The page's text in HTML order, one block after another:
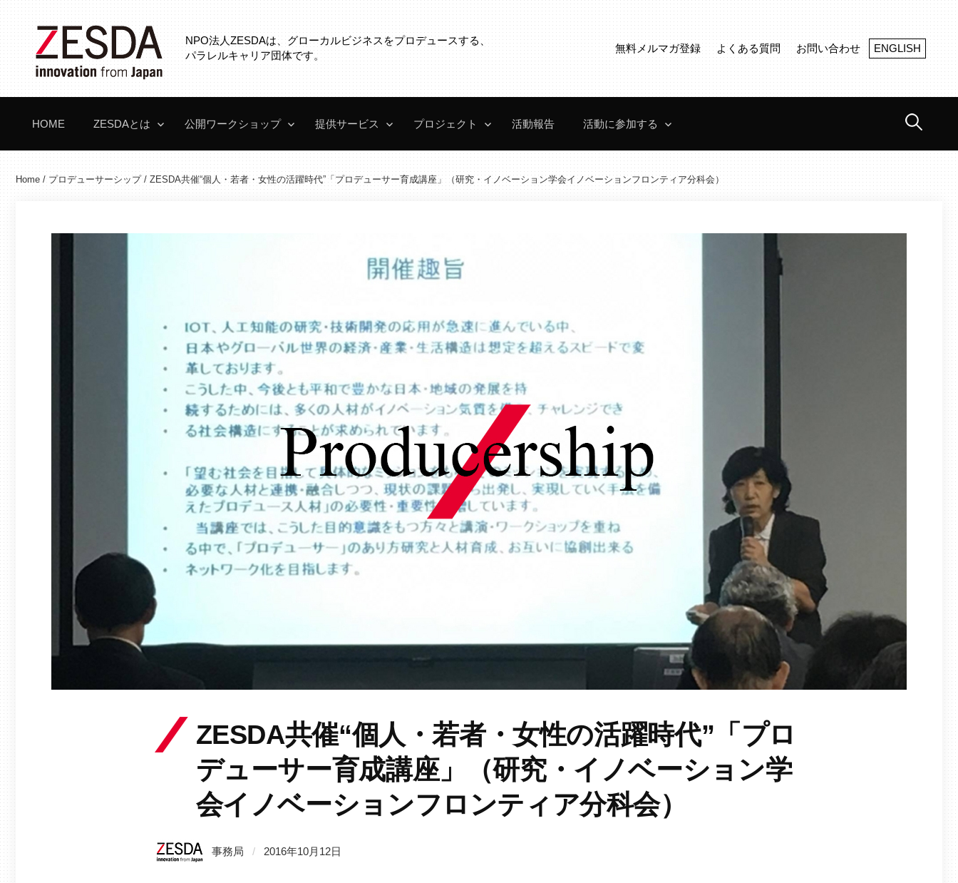
コ
ン
テ
ン
ツ
ッ
プ
NPO法人ZESDAは、グローカルビジネスをプロデュースする、
パラレルキャリア団体です。
無料メルマガ登録 よくある質問 お問い合わせ ENGLISH
HOME ZESDAとは 公開ワークショップ 提供サービス プロジェクト 活動報告 活動に参加する 検
索:
Home / プロデューサーシップ/ ZESDA共催“個人・若者・女性の活躍時代”「プロデューサー育成講座」（研究・イノベーション学会イノベーションフロンティア分科会）
ZESDA共催“個人・若者・女性の活躍時代”「プロ
デューサー育成講座」（研究・イノベーション学
会イノベーションフロンティア分科会）
事務局 / 2016年10月12日